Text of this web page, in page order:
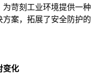
苛刻工业环境提供一种
案，拓展了安全防护的
变化